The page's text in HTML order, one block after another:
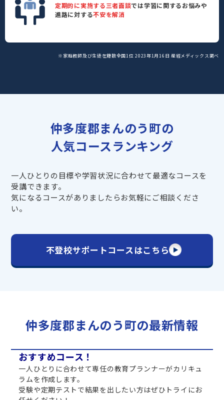
定期的に実施する三者面談では学習に関するお悩みや
進路に対する不安を解消
※家庭教師及び生徒在籍数全国1位 2023年1月16日 産經メディックス調べ
仲多度郡まんのう町の
人気コースランキング
一人ひとりの目標や学習状況に合わせて最適なコースを
受講できます。
気になるコースがありましたらお気軽にご相談くださ
い。
不登校サポートコースはこちら
仲多度郡まんのう町の最新情報
おすすめコース！
一人ひとりに合わせて専任の教育プランナーがカリキュ
ラムを作成します。
受験や定期テストで結果を出したい方はぜひトライにお